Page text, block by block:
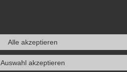
Alle akzeptieren
Auswahl akzeptieren